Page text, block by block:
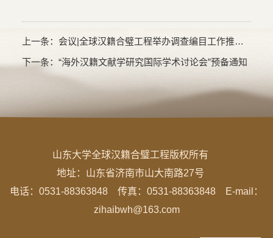
上一条： 会议|全球汉籍合璧工程举办调查编目工作推进会
下一条： “海外汉籍文献学研究国际学术讨论会”预备通知
山东大学全球汉籍合璧工程版权所有
地址： 山东省济南市山大南路27号
电话：0531-88363848 传真：0531-88363848 E-mail：
zihaibwh@163.com